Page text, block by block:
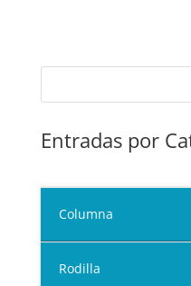
Entradas por
Columna
Rodilla